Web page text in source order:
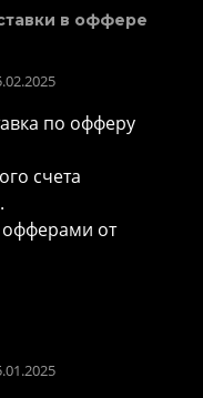
в оффере
по офферу
счета
от